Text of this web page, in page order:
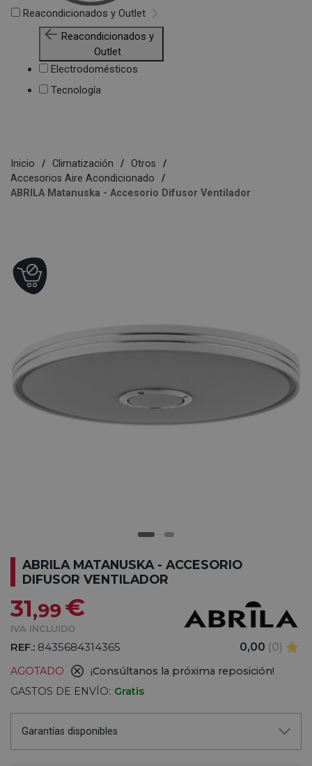
Reacondicionados y Outlet
Reacondicionados y
Outlet
Electrodomésticos
Tecnología
Inicio Climatización
Otros
Accesorios Aire Acondicionado
ABRILA Matanuska - Accesorio Difusor Ventilador
ABRILA MATANUSKA - ACCESORIO
DIFUSOR VENTILADOR
31,99€
IVA INCLUIDO
REF.: 8435684314365 0,00 (0)
AGOTADO
¡Consúltanos la próxima reposición!
GASTOS DE ENVÍO: Gratis
Garantías disponibles